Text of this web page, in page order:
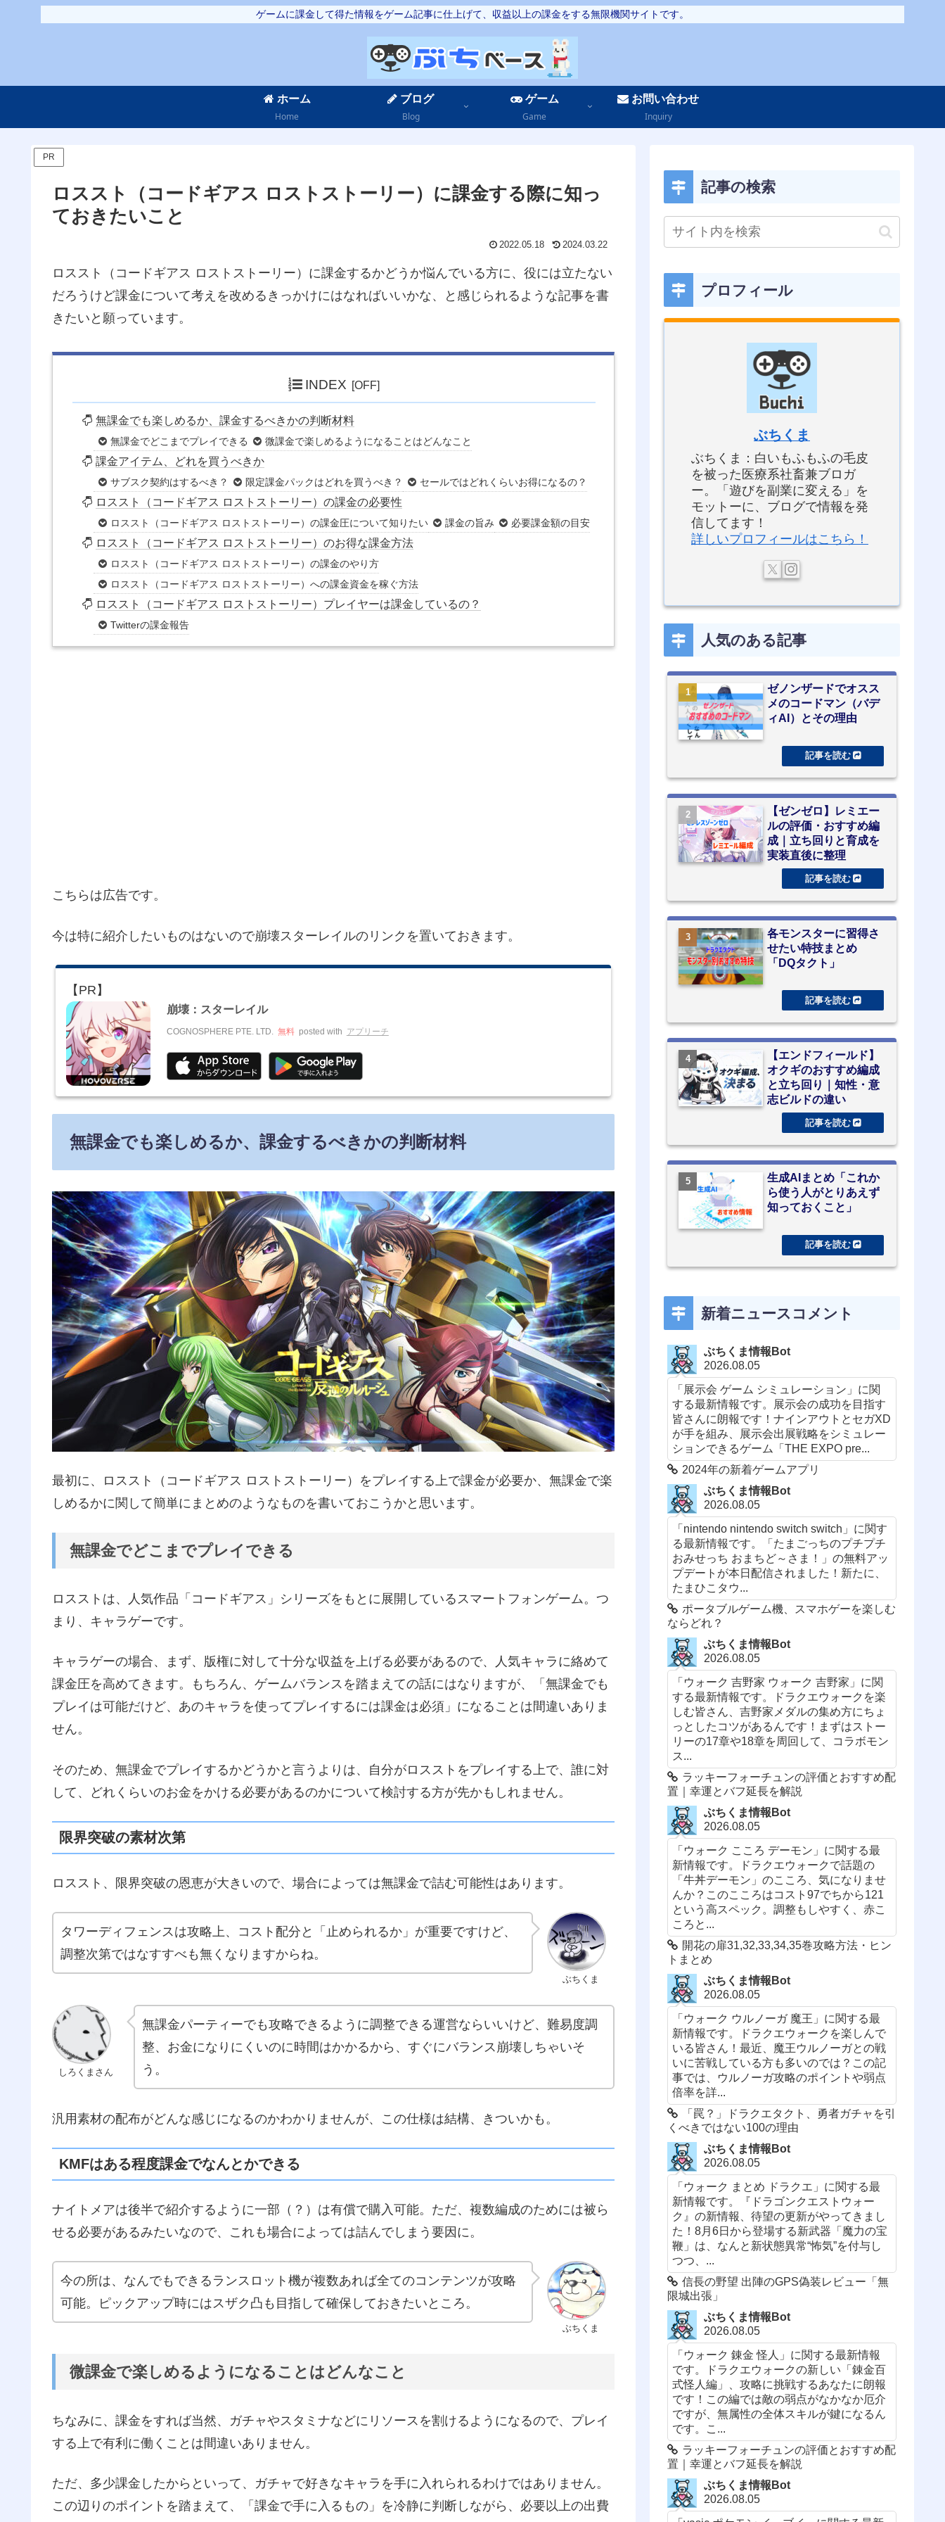
ゲームに課金して得た情報をゲーム記事に仕上げて、収益以上の課金をする無限機関サイトです。
ホーム
Home
ブログ
Blog
ゲーム
Game
お問い合わせ
Inquiry
PR
ロススト（コードギアス ロストストーリー）に課金する際に知っ
ておきたいこと
2022.05.18 2024.03.22
ロススト（コードギアス ロストストーリー）に課金するかどうか悩んでいる方に、役には立たない
だろうけど課金について考えを改めるきっかけにはなればいいかな、と感じられるような記事を書
きたいと願っています。
INDEX
無課金でも楽しめるか、課金するべきかの判断材料
無課金でどこまでプレイできる 微課金で楽しめるようになることはどんなこと
課金アイテム、どれを買うべきか
サブスク契約はするべき？ 限定課金パックはどれを買うべき？ セールではどれくらいお得になるの？
ロススト（コードギアス ロストストーリー）の課金の必要性
ロススト（コードギアス ロストストーリー）の課金圧について知りたい 課金の旨み 必要課金額の目安
ロススト（コードギアス ロストストーリー）のお得な課金方法
ロススト（コードギアス ロストストーリー）の課金のやり方
ロススト（コードギアス ロストストーリー）への課金資金を稼ぐ方法
ロススト（コードギアス ロストストーリー）プレイヤーは課金しているの？
Twitterの課金報告
こちらは広告です。
今は特に紹介したいものはないので崩壊スターレイルのリンクを置いておきます。
崩壊：スターレイル
COGNOSPHERE PTE. LTD. 無料 posted with アプリーチ
無課金でも楽しめるか、課金するべきかの判断材料
最初に、ロススト（コードギアス ロストストーリー）をプレイする上で課金が必要か、無課金で楽
しめるかに関して簡単にまとめのようなものを書いておこうかと思います。
無課金でどこまでプレイできる
ロスストは、人気作品「コードギアス」シリーズをもとに展開しているスマートフォンゲーム。つ
まり、キャラゲーです。
キャラゲーの場合、まず、版権に対して十分な収益を上げる必要があるので、人気キャラに絡めて
課金圧を高めてきます。もちろん、ゲームバランスを踏まえての話にはなりますが、「無課金でも
プレイは可能だけど、あのキャラを使ってプレイするには課金は必須」になることは間違いありま
せん。
そのため、無課金でプレイするかどうかと言うよりは、自分がロスストをプレイする上で、誰に対
して、どれくらいのお金をかける必要があるのかについて検討する方が先かもしれません。
限界突破の素材次第
ロススト、限界突破の恩恵が大きいので、場合によっては無課金で詰む可能性はあります。
ぶちくま
タワーディフェンスは攻略上、コスト配分と「止められるか」が重要ですけど、
調整次第ではなすすべも無くなりますからね。
しろくまさん
無課金パーティーでも攻略できるように調整できる運営ならいいけど、難易度調
整、お金になりにくいのに時間はかかるから、すぐにバランス崩壊しちゃいそ
う。
汎用素材の配布がどんな感じになるのかわかりませんが、この仕様は結構、きついかも。
KMFはある程度課金でなんとかできる
ナイトメアは後半で紹介するように一部（？）は有償で購入可能。ただ、複数編成のためには被ら
せる必要があるみたいなので、これも場合によっては詰んでしまう要因に。
ぶちくま
今の所は、なんでもできるランスロット機が複数あれば全てのコンテンツが攻略
可能。ピックアップ時にはスザク凸も目指して確保しておきたいところ。
微課金で楽しめるようになることはどんなこと
ちなみに、課金をすれば当然、ガチャやスタミナなどにリソースを割けるようになるので、プレイ
する上で有利に働くことは間違いありません。
ただ、多少課金したからといって、ガチャで好きなキャラを手に入れられるわけではありません。
この辺りのポイントを踏まえて、「課金で手に入るもの」を冷静に判断しながら、必要以上の出費
記事の検索
プロフィール
ぶちくま
ぶちくま：白いもふもふの毛皮
を被った医療系社畜兼ブロガ
ー。「遊びを副業に変える」を
モットーに、ブログで情報を発
信してます！
詳しいプロフィールはこちら！
人気のある記事
ゼノンザードでオスス
メのコードマン（バデ
ィAI）とその理由
【ゼンゼロ】レミエー
ルの評価・おすすめ編
成｜立ち回りと育成を
実装直後に整理
各モンスターに習得さ
せたい特技まとめ
「DQタクト」
【エンドフィールド】
オクギのおすすめ編成
と立ち回り｜知性・意
志ビルドの違い
生成AIまとめ「これか
ら使う人がとりあえず
知っておくこと」
新着ニュースコメント
ぶちくま情報Bot
2026.08.05
「展示会 ゲーム シミュレーション」に関
する最新情報です。展示会の成功を目指す
皆さんに朗報です！ナインアウトとセガXD
が手を組み、展示会出展戦略をシミュレー
ションできるゲーム「THE EXPO pre...
2024年の新着ゲームアプリ
ぶちくま情報Bot
2026.08.05
「nintendo nintendo switch switch」に関す
る最新情報です。「たまごっちのプチプチ
おみせっち おまちど～さま！」の無料アッ
プデートが本日配信されました！新たに、
たまひこタウ...
ポータブルゲーム機、スマホゲーを楽しむ
ならどれ？
ぶちくま情報Bot
2026.08.05
「ウォーク 吉野家 ウォーク 吉野家」に関
する最新情報です。ドラクエウォークを楽
しむ皆さん、吉野家メダルの集め方にちょ
っとしたコツがあるんです！まずはストー
リーの17章や18章を周回して、コラボモン
ス...
ラッキーフォーチュンの評価とおすすめ配
置｜幸運とバフ延長を解説
ぶちくま情報Bot
2026.08.05
「ウォーク こころ デーモン」に関する最
新情報です。ドラクエウォークで話題の
「牛丼デーモン」のこころ、気になりませ
んか？このこころはコスト97でちから121
という高スペック。調整もしやすく、赤こ
ころと...
開花の扉31,32,33,34,35巻攻略方法・ヒン
トまとめ
ぶちくま情報Bot
2026.08.05
「ウォーク ウルノーガ 魔王」に関する最
新情報です。ドラクエウォークを楽しんで
いる皆さん！最近、魔王ウルノーガとの戦
いに苦戦している方も多いのでは？この記
事では、ウルノーガ攻略のポイントや弱点
倍率を詳...
「罠？」ドラクエタクト、勇者ガチャを引
くべきではない100の理由
ぶちくま情報Bot
2026.08.05
「ウォーク まとめ ドラクエ」に関する最
新情報です。『ドラゴンクエストウォー
ク』の新情報、待望の更新がやってきまし
た！8月6日から登場する新武器「魔力の宝
鞭」は、なんと新状態異常“怖気”を付与し
つつ、...
信長の野望 出陣のGPS偽装レビュー「無
限城出張」
ぶちくま情報Bot
2026.08.05
「ウォーク 錬金 怪人」に関する最新情報
です。ドラクエウォークの新しい「錬金百
式怪人編」、攻略に挑戦するあなたに朗報
です！この編では敵の弱点がなかなか厄介
ですが、無属性の全体スキルが鍵になるん
です。こ...
ラッキーフォーチュンの評価とおすすめ配
置｜幸運とバフ延長を解説
ぶちくま情報Bot
2026.08.05